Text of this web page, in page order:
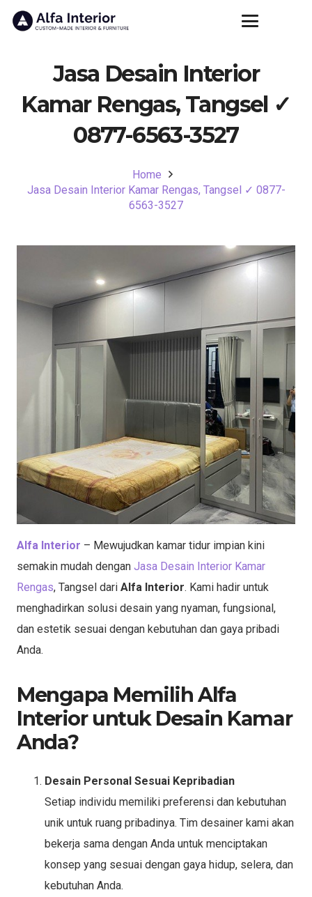
Jasa Desain Interior
Kamar Rengas, Tangsel ✓
0877-6563-3527
Home
Jasa Desain Interior Kamar Rengas, Tangsel ✓ 0877-
6563-3527
Alfa Interior – Mewujudkan kamar tidur impian kini
semakin mudah dengan Jasa Desain Interior Kamar
Rengas, Tangsel dari Alfa Interior. Kami hadir untuk
menghadirkan solusi desain yang nyaman, fungsional,
dan estetik sesuai dengan kebutuhan dan gaya pribadi
Anda.
Mengapa Memilih Alfa
Interior untuk Desain Kamar
Anda?
Desain Personal Sesuai Kepribadian
Setiap individu memiliki preferensi dan kebutuhan
unik untuk ruang pribadinya. Tim desainer kami akan
bekerja sama dengan Anda untuk menciptakan
konsep yang sesuai dengan gaya hidup, selera, dan
kebutuhan Anda.